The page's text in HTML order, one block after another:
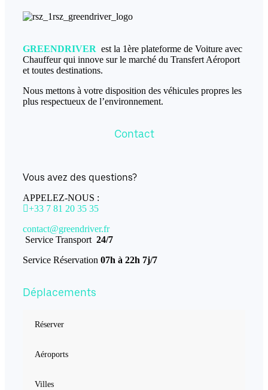
GREENDRIVER est la 1ère plateforme de Voiture avec
Chauffeur qui innove sur le marché du Transfert Aéroport
et toutes destinations.
Nous mettons à votre disposition des véhicules propres les
plus respectueux de l’environnement.
Contact
Vous avez des questions?
APPELEZ-NOUS :
+33 7 81 20 35 35
contact@greendriver.fr
Service Transport 24/7
Service Réservation 07h à 22h 7j/7
Déplacements
Réserver
Aéroports
Villes